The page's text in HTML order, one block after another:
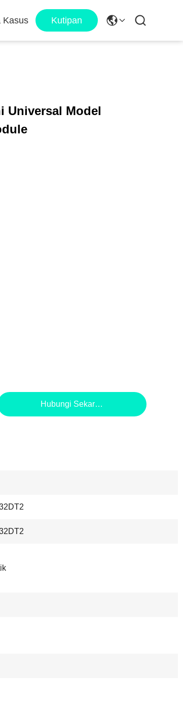
Kasus Kutipan
Universal Model
Hubungi Sekarang